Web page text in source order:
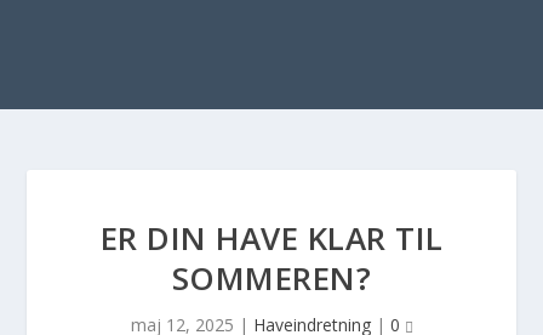
ER DIN HAVE KLAR TIL
SOMMEREN?
maj 12, 2025 | Haveindretning| 0